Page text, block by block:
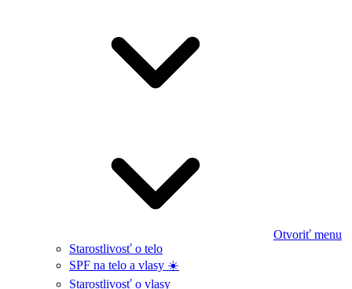
Otvoriť menu
Starostlivosť o telo
SPF na telo a vlasy ☀️
Starostlivosť o vlasy